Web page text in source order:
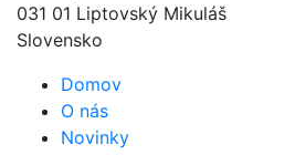
031 01 Liptovský Mikuláš
Slovensko
Domov
O nás
Novinky